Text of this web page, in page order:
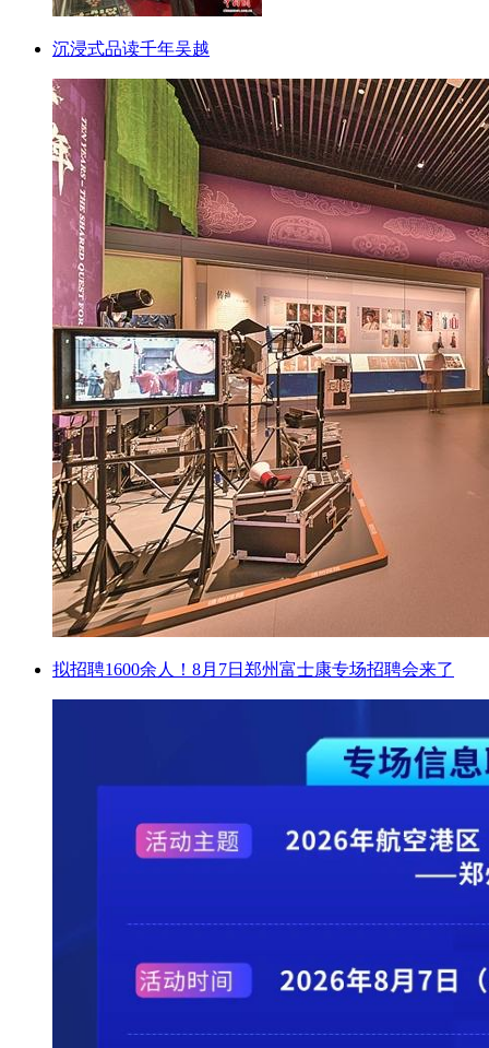
沉浸式品读千年吴越
拟招聘1600余人！8月7日郑州富士康专场招聘会来了